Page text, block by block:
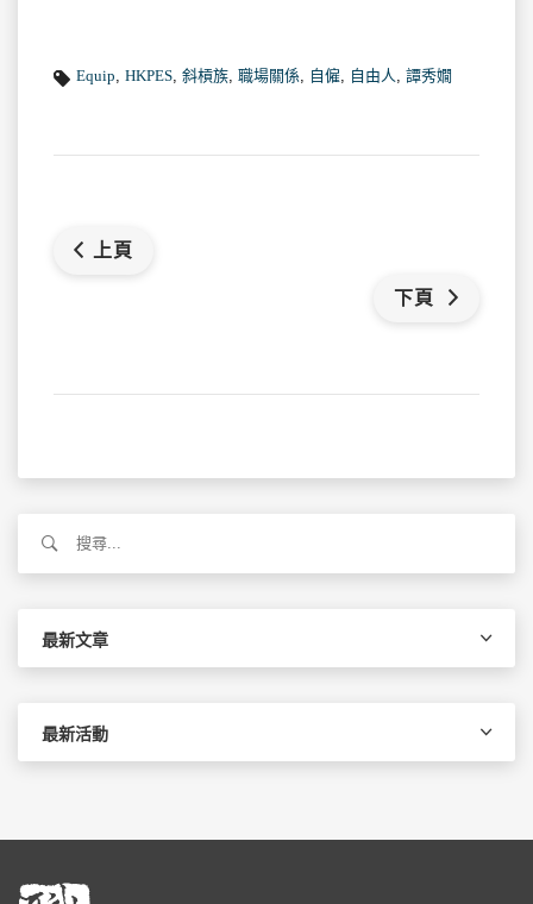
Equip HKPES 斜槓族 職場關係 自僱 自由人 譚秀嫺
上頁
下頁
關
最新文章
最新活動